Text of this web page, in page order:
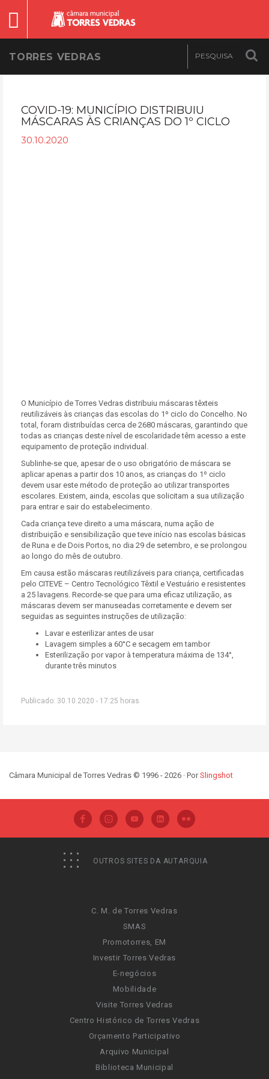
TORRES VEDRAS
COVID-19: MUNICÍPIO DISTRIBUIU
MÁSCARAS ÀS CRIANÇAS DO 1º CICLO
30.10.2020
O Município de Torres Vedras distribuiu máscaras têxteis
reutilizáveis às crianças das escolas do 1º ciclo do Concelho. No
total, foram distribuídas cerca de 2680 máscaras, garantindo que
todas as crianças deste nível de escolaridade têm acesso a este
equipamento de proteção individual.
Sublinhe-se que, apesar de o uso obrigatório de máscara se
aplicar apenas a partir dos 10 anos, as crianças do 1º ciclo
devem usar este método de proteção ao utilizar transportes
escolares. Existem, ainda, escolas que solicitam a sua utilização
para entrar e sair do estabelecimento.
Cada criança teve direito a uma máscara, numa ação de
distribuição e sensibilização que teve início nas escolas básicas
de Runa e de Dois Portos, no dia 29 de setembro, e se prolongou
ao longo do mês de outubro.
Em causa estão máscaras reutilizáveis para criança, certificadas
pelo CITEVE – Centro Tecnológico Têxtil e Vestuário e resistentes
a 25 lavagens. Recorde-se que para uma eficaz utilização, as
máscaras devem ser manuseadas corretamente e devem ser
seguidas as seguintes instruções de utilização:
Lavar e esterilizar antes de usar
Lavagem simples a 60°C e secagem em tambor
Esterilização por vapor à temperatura máxima de 134°,
durante três minutos
Publicado: 30.10.2020 - 17:25 horas
Câmara Municipal de Torres Vedras © 1996 - 2026 · PorSlingshot
OUTROS SITES DA AUTARQUIA
C. M. de Torres Vedras
SMAS
Promotorres, EM
Investir Torres Vedras
E-negócios
Mobilidade
Visite Torres Vedras
Centro Histórico de Torres Vedras
Orçamento Participativo
Arquivo Municipal
Biblioteca Municipal